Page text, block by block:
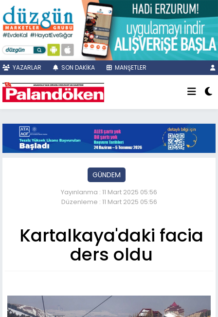
YAZARLAR SON DAKİKA MANŞETLER
GÜNDEM
Yayınlanma : 11 Mart 2025 05:56
Düzenleme : 11 Mart 2025 05:56
Kartalkaya'daki facia
ders oldu